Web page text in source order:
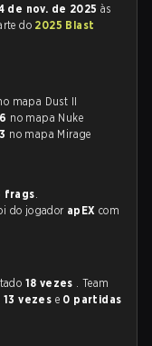
de nov. de 2025 às
do 2025 Blast
mapa Dust II
no mapa Nuke
no mapa Mirage
frags.
do jogador apEX com
18 vezes . Team
13 vezes e 0 partidas